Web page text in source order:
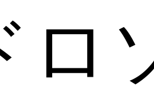
ロ